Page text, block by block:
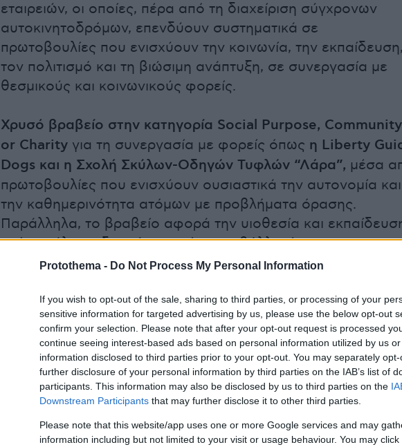
Protothema - Do Not Process My Personal Information
If you wish to opt-out of the sale, sharing to third parties, or processing of your
sensitive information for targeted advertising by us, please use the below opt-out
confirm your selection. Please note that after your opt-out request is processed
continue seeing interest-based ads based on personal information utilized by us
information disclosed to third parties prior to your opt-out. You may separately
further disclosure of your personal information by third parties on the IAB’s list of
participants. This information may also be disclosed by us to third parties on the
Downstream Participants that may further disclose it to other third parties.
Please note that this website/app uses one or more Google services and may
information including but not limited to your visit or usage behaviour. You may
εταιρειών, οι οποίες, πέρα από τη διαχείριση σύγχρονων
αυτοκινητοδρόμων, επενδύουν συστηματικά σε
πρωτοβουλίες που ενισχύουν την κοινωνία, την
τον πολιτισμό και τη βιώσιμη ανάπτυξη, σε συνεργασία με
θεσμικούς και κοινωνικούς φορείς.
Χρυσό βραβείο στην κατηγορία Social Purpose, Community
or Charity για τη συνεργασία με φορείς όπως η Liberty
Dogs και η Σχολή Σκύλων-Οδηγών Τυφλών “Λάρα”, μέσα
πρωτοβουλίες που ενισχύουν ουσιαστικά την αυτονομία και
την καθημερινότητα ατόμων με προβλήματα όρασης.
Παράλληλα, το βραβείο αφορά την υιοθεσία και
ενός σκύλου-οδηγού, ο οποίος συμβάλλει έμπρακτα στην
ενίσχυση της ανεξαρτησίας των ατόμων αυτών. Κομβικό
Πάρκου Σκύλων στον Σ.Ε.Α. Μαλακάσας «Σείριος»,ενός
ειδικά διαμορφωμένου χώρου που υποστηρίζει τόσο την
εκπαίδευση σκύλων-οδηγών όσο και την ασφαλή εκτόνωση
σκύλων -ταξιδιωτών.